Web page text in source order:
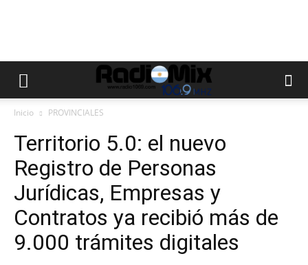
Inicio PROVINCIALES
Territorio 5.0: el nuevo
Registro de Personas
Jurídicas, Empresas y
Contratos ya recibió más de
9.000 trámites digitales